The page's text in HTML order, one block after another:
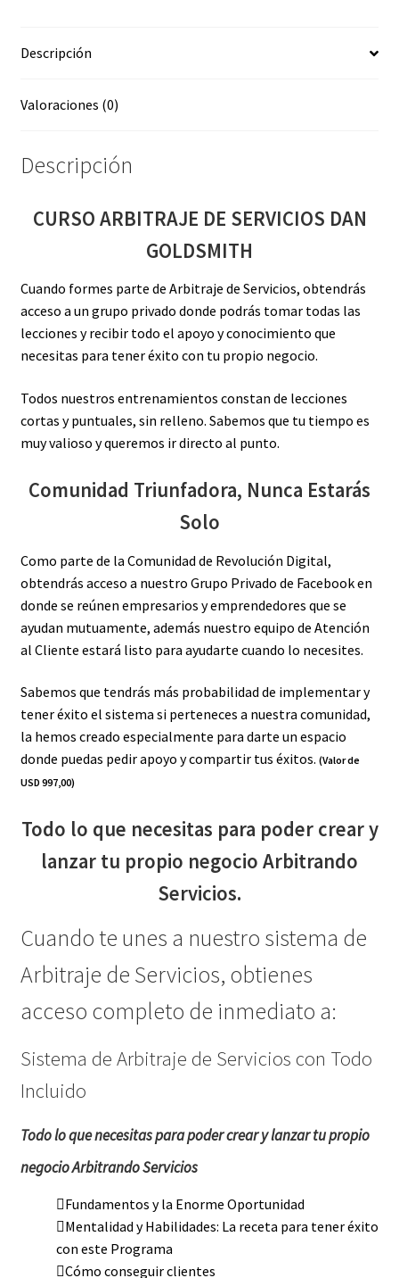
Descripción
Valoraciones (0)
Descripción
CURSO ARBITRAJE DE SERVICIOS DAN
GOLDSMITH
Cuando formes parte de Arbitraje de Servicios, obtendrás
acceso a un grupo privado donde podrás tomar todas las
lecciones y recibir todo el apoyo y conocimiento que
necesitas para tener éxito con tu propio negocio.
Todos nuestros entrenamientos constan de lecciones
cortas y puntuales, sin relleno. Sabemos que tu tiempo es
muy valioso y queremos ir directo al punto.
Comunidad Triunfadora, Nunca Estarás
Solo
Como parte de la Comunidad de Revolución Digital,
obtendrás acceso a nuestro Grupo Privado de Facebook en
donde se reúnen empresarios y emprendedores que se
ayudan mutuamente, además nuestro equipo de Atención
al Cliente estará listo para ayudarte cuando lo necesites.
Sabemos que tendrás más probabilidad de implementar y
tener éxito el sistema si perteneces a nuestra comunidad,
la hemos creado especialmente para darte un espacio
donde puedas pedir apoyo y compartir tus éxitos. (Valor de
USD 997,00)
Todo lo que necesitas para poder crear y
lanzar tu propio negocio Arbitrando
Servicios.
Cuando te unes a nuestro sistema de
Arbitraje de Servicios, obtienes
acceso completo de inmediato a:
Sistema de Arbitraje de Servicios con Todo
Incluido
Todo lo que necesitas para poder crear y lanzar tu propio
negocio Arbitrando Servicios
Fundamentos y la Enorme Oportunidad
Mentalidad y Habilidades: La receta para tener éxito
con este Programa
Cómo conseguir clientes